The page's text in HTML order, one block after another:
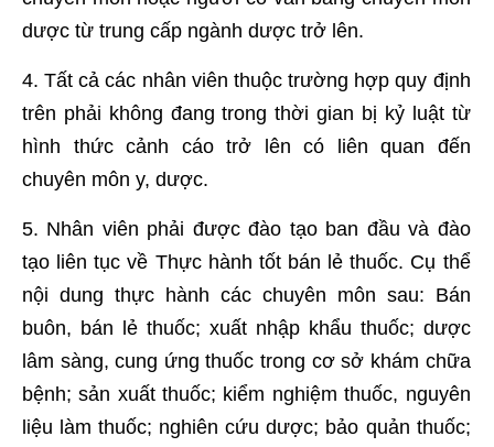
dược từ trung cấp ngành dược trở lên.
4. Tất cả các nhân viên thuộc trường hợp quy định
trên phải không đang trong thời gian bị kỷ luật từ
hình thức cảnh cáo trở lên có liên quan đến
chuyên môn y, dược.
5. Nhân viên phải được đào tạo ban đầu và đào
tạo liên tục về Thực hành tốt bán lẻ thuốc. Cụ thể
nội dung thực hành các chuyên môn sau: Bán
buôn, bán lẻ thuốc; xuất nhập khẩu thuốc; dược
lâm sàng, cung ứng thuốc trong cơ sở khám chữa
bệnh; sản xuất thuốc; kiểm nghiệm thuốc, nguyên
liệu làm thuốc; nghiên cứu dược; bảo quản thuốc;